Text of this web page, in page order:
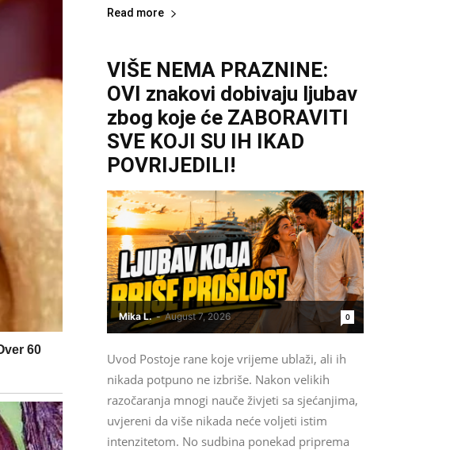
Read more
VIŠE NEMA PRAZNINE:
OVI znakovi dobivaju ljubav
zbog koje će ZABORAVITI
SVE KOJI SU IH IKAD
POVRIJEDILI!
Mika L. - August 7, 2026 0
Uvod Postoje rane koje vrijeme ublaži, ali ih
nikada potpuno ne izbriše. Nakon velikih
razočaranja mnogi nauče živjeti sa sjećanjima,
uvjereni da više nikada neće voljeti istim
intenzitetom. No sudbina ponekad priprema